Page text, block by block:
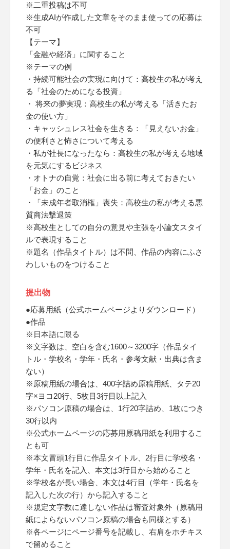
※二重投稿は不可
※生成AIが作成した文章をそのまま使っての応募は
不可
【テーマ】
「金融や経済」に関すること
※テーマの例
・持続可能社会の実現に向けて：高校生の私が考え
る「社会のためになる投資」
・ 将来の夢実現：高校生の私が考える「活きたお
金の使い方」
・キャッシュレス社会を生きる：「見えないお金」
の便利さと怖さについて考える
・私が社長になったなら：高校生の私が考える地域
を元気にするビジネス
・オトナの自覚：社会に出る前に考えておきたい
「お金」のこと
・「未成年者取消権」喪失：高校生の私が考える悪
質商法撃退策
※高校生としての自分の意見や主張を小論文スタイ
ルで表現すること
※題名（作品タイトル）は不問、作品の内容にふさ
わしいものをつけること
提出物
●応募用紙（公式ホームページよりダウンロード）
●作品
※日本語に限る
※文字数は、空白を含む1600～3200字（作品タイ
トル・学校名・学年・氏名・参考文献・出典は含ま
ない）
※原稿用紙の場合は、400字詰め原稿用紙、タテ20
字×ヨコ20行、5枚目3行目以上記入
※パソコン原稿の場合は、1行20字詰め、1枚につき
30行以内
※公式ホームページの応募用原稿用紙を利用するこ
とも可
※本文冒頭1行目に作品タイトル、2行目に学校名・
学年・氏名を記入、本文は3行目から始めること
※学校名が長い場合、本文は4行目（学年・氏名を
記入した次の行）から記入すること
※規定文字数に達しない作品は審査対象外（原稿用
紙によらないパソコン原稿の場合も同様とする）
※各ページにページ番号を記載し、右肩をホチキス
で留めること